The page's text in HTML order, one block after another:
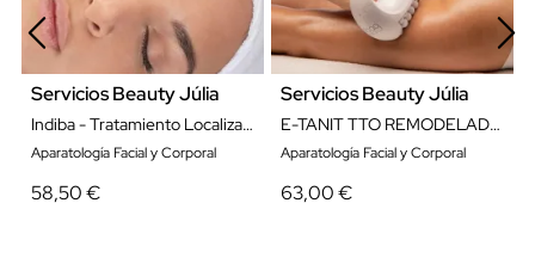
Servicios Beauty Júlia
Indiba - Tratamiento Localizado
Aparatología Facial y Corporal
58,50 €
Servicios Beauty Júlia
E-TANIT TTO REMODELADOR ZONA LOCALIZADA
Aparatología Facial y Corporal
63,00 €